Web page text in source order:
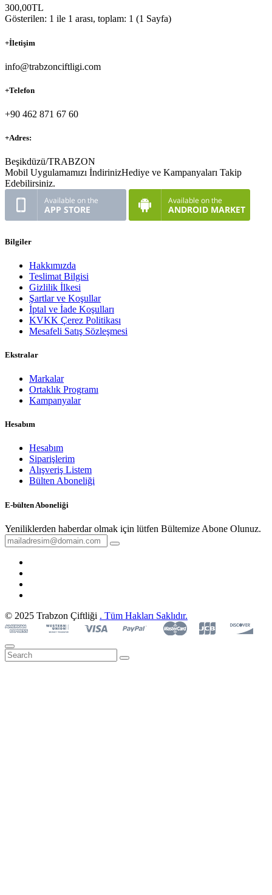
300,00TL
Gösterilen: 1 ile 1 arası, toplam: 1 (1 Sayfa)
+İletişim
info@trabzonciftligi.com
+Telefon
+90 462 871 67 60
+Adres:
Beşikdüzü/TRABZON
Mobil Uygulamamızı İndirinizHediye ve Kampanyaları Takip
Edebilirsiniz.
Bilgiler
Hakkımızda
Teslimat Bilgisi
Gizlilik İlkesi
Şartlar ve Koşullar
İptal ve İade Koşulları
KVKK Çerez Politikası
Mesafeli Satış Sözleşmesi
Ekstralar
Markalar
Ortaklık Programı
Kampanyalar
Hesabım
Hesabım
Siparişlerim
Alışveriş Listem
Bülten Aboneliği
E-bülten Aboneliği
Yeniliklerden haberdar olmak için lütfen Bültemize Abone Olunuz.
© 2025 Trabzon Çiftliği . Tüm Hakları Saklıdır.